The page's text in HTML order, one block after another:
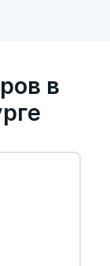
в